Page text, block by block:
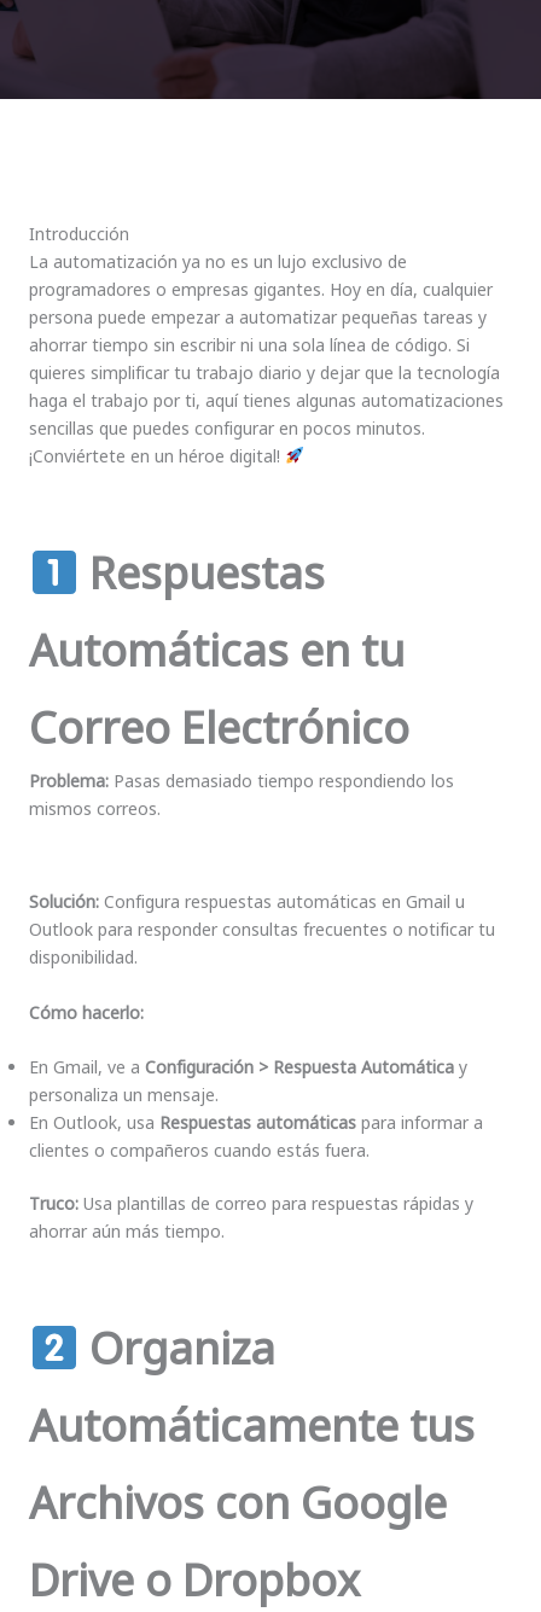
Introducción
La automatización ya no es un lujo exclusivo de
programadores o empresas gigantes. Hoy en día, cualquier
persona puede empezar a automatizar pequeñas tareas y
ahorrar tiempo sin escribir ni una sola línea de código. Si
quieres simplificar tu trabajo diario y dejar que la tecnología
haga el trabajo por ti, aquí tienes algunas automatizaciones
sencillas que puedes configurar en pocos minutos.
¡Conviértete en un héroe digital!
Respuestas
Automáticas en tu
Correo Electrónico
Problema: Pasas demasiado tiempo respondiendo los
mismos correos.
Solución: Configura respuestas automáticas en Gmail u
Outlook para responder consultas frecuentes o notificar tu
disponibilidad.
Cómo hacerlo:
En Gmail, ve a Configuración > Respuesta Automática y
personaliza un mensaje.
En Outlook, usa Respuestas automáticas para informar a
clientes o compañeros cuando estás fuera.
Truco: Usa plantillas de correo para respuestas rápidas y
ahorrar aún más tiempo.
Organiza
Automáticamente tus
Archivos con Google
Drive o Dropbox